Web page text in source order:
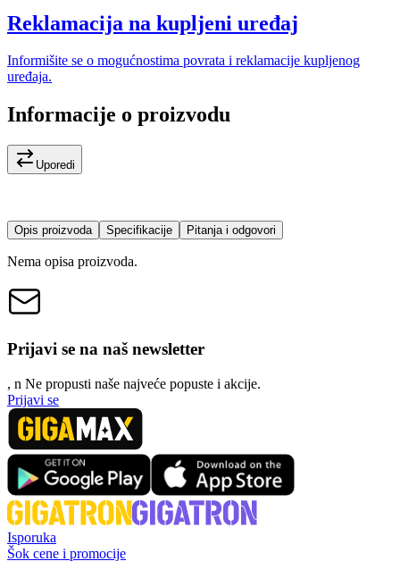
Reklamacija na kupljeni uređaj
Informišite se o mogućnostima povrata i reklamacije kupljenog
uređaja.
Informacije o proizvodu
Uporedi
Opis proizvoda Specifikacije Pitanja i odgovori
Nema opisa proizvoda.
Prijavi se na naš newsletter
, n Ne propusti naše najveće popuste i akcije.
Prijavi se
Isporuka
Šok cene i promocije